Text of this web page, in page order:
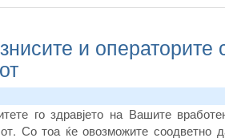
и
го здравјето на Вашите
Со тоа ќе овозможите соодветно